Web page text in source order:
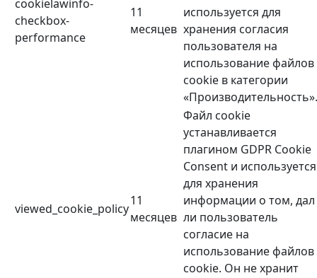
cookielawinfo-
checkbox-
performance
11
месяцев
используется для
хранения согласия
пользователя на
использование файлов
cookie в категории
«Производительность».
viewed_cookie_policy
11
месяцев
Файл cookie
устанавливается
плагином GDPR Cookie
Consent и используется
для хранения
информации о том, дал
ли пользователь
согласие на
использование файлов
cookie. Он не хранит